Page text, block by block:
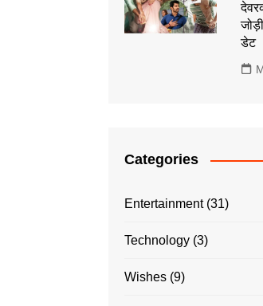
डेट
Categories
Entertainment(31)
Technology (3)
Wishes (9)